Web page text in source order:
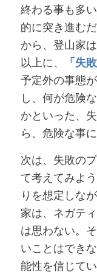
終わる事も多
的に突き進む
から、登山家
以上に、
「失
予定外の事態
し、何が危険
かといった、
ら、危険な事
次は、失敗の
て考えてみよ
りを想定しな
家は、ネガテ
は思わない。
いことはでき
能性を信じて